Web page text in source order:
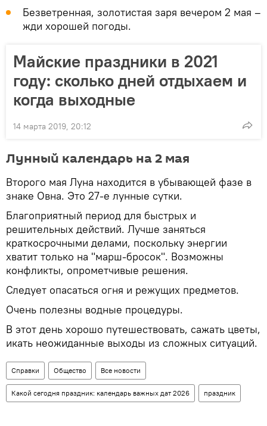
Безветренная, золотистая заря вечером 2 мая –
жди хорошей погоды.
Майские праздники в 2021
году: сколько дней отдыхаем и
когда выходные
14 марта 2019, 20:12
Лунный календарь на 2 мая
Второго мая Луна находится в убывающей фазе в
знаке Овна. Это 27-е лунные сутки.
Благоприятный период для быстрых и
решительных действий. Лучше заняться
краткосрочными делами, поскольку энергии
хватит только на "марш-бросок". Возможны
конфликты, опрометчивые решения.
Следует опасаться огня и режущих предметов.
Очень полезны водные процедуры.
В этот день хорошо путешествовать, сажать цветы,
икать неожиданные выходы из сложных ситуаций.
Справки Общество Все новости
Какой сегодня праздник: календарь важных дат 2026 праздник